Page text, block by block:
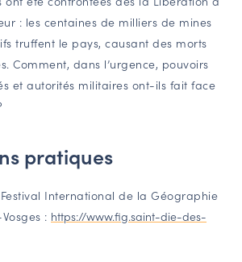
Patrimoines de la Région Grand Est
et de patrimoine
: les centaines de milliers de mines
truffent le pays, causant des morts
Comment, dans l’urgence, pouvoirs
et autorités militaires ont-ils fait face
pratiques
International de la Géographie
: https://www.fig.saint-die-des-